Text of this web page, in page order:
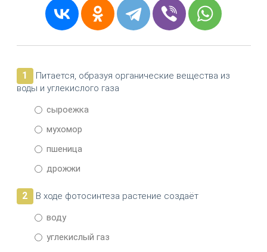
1
Питается, образуя органические вещества из
воды и угле­кислого газа
сыроежка
мухомор
пшеница
дрожжи
2
В ходе фотосинтеза растение создаёт
воду
углекислый газ